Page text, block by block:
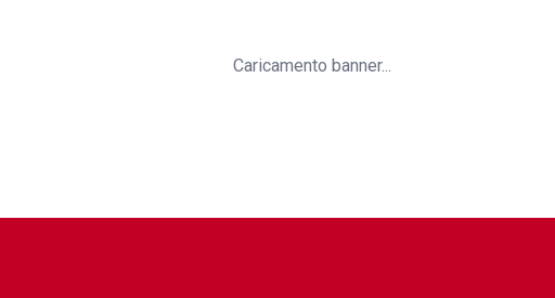
Caricamento banner...